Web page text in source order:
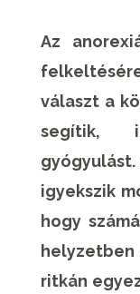
Az
választ a
segítik,
igyekszik
hogy
ritkán